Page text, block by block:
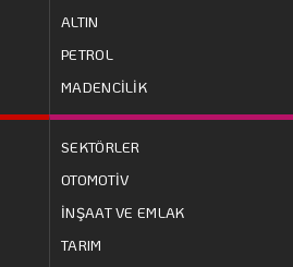
ALTIN
PETROL
MADENCİLİK
SEKTÖRLER
OTOMOTİV
İNŞAAT VE EMLAK
TARIM